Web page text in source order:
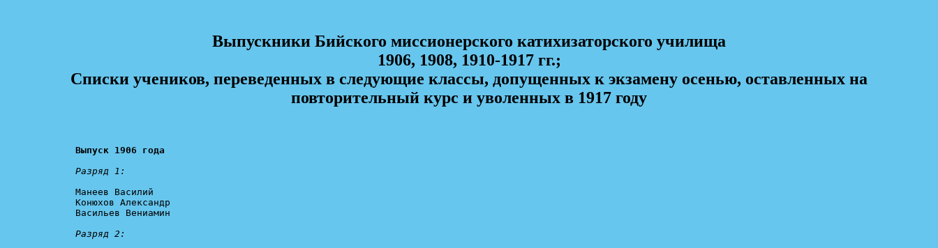
Выпускники Бийского миссионерского катихизаторского училища
1906, 1908, 1910-1917 гг.;
Списки учеников, переведенных в следующие классы, допущенных к экзамену осенью, оставленных на
повторительный курс и уволенных в 1917 году
Выпуск 1906 года
Разряд 1:
Манеев Василий
Конюхов Александр
Васильев Вениамин
Разряд 2: